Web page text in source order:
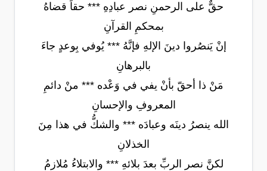
حقٌّ على الرحمنِ نصر عبادِهِ *** حقاً قضاهُ
بمحكمِ القرآنِ
إنْ يَنصُروا دينَ الإلهِ فإنَّهُ *** يُوفي بِوعدٍ جاءَ
بالبرهانِ
مَنْ ذا أحقّ بأنْ يفي في وَعْده *** منْ دائمِ
المعروفِ والإحسانِ
الله ينصرُ دينَه وعبادَه *** والشكُّ في هذا مِنَ
الخذلانِ
لكنَّ نصر الربِّ بعدَ بلائهِ *** والابتلاءُ مُلازمُ